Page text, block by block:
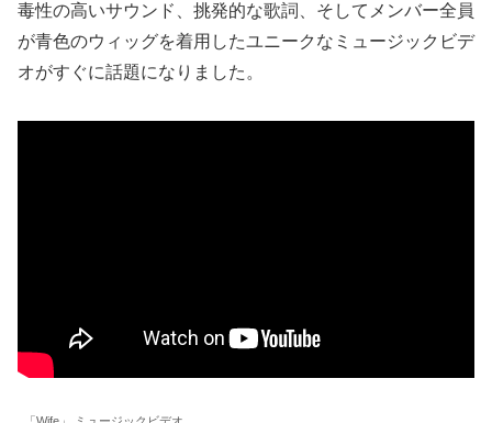
毒性の高いサウンド、挑発的な歌詞、そしてメンバー全員
が青色のウィッグを着用したユニークなミュージックビデ
オがすぐに話題になりました。